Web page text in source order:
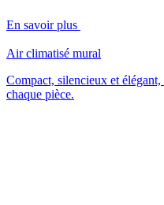
En savoir plus
Air climatisé mural
Compact, silencieux et
chaque pièce.